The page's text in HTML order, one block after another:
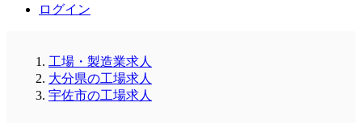
ログイン
工場・製造業求人
大分県の工場求人
宇佐市の工場求人